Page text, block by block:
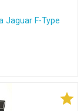
Jaguar F-Type
